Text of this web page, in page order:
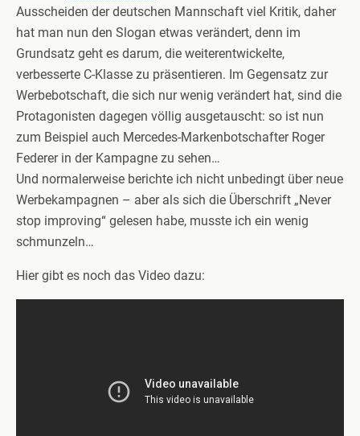
Ausscheiden der deutschen Mannschaft viel Kritik, daher
hat man nun den Slogan etwas verändert, denn im
Grundsatz geht es darum, die weiterentwickelte,
verbesserte C-Klasse zu präsentieren. Im Gegensatz zur
Werbebotschaft, die sich nur wenig verändert hat, sind die
Protagonisten dagegen völlig ausgetauscht: so ist nun
zum Beispiel auch Mercedes-Markenbotschafter Roger
Federer in der Kampagne zu sehen…
Und normalerweise berichte ich nicht unbedingt über neue
Werbekampagnen – aber als sich die Überschrift „Never
stop improving“ gelesen habe, musste ich ein wenig
schmunzeln…
Hier gibt es noch das Video dazu: